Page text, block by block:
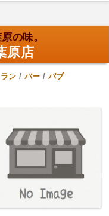
の味。
原店
ン / バー / パブ